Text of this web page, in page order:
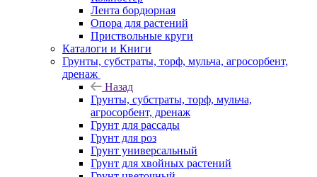
Лента бордюрная
Опора для растений
Приствольные круги
Каталоги и Книги
Грунты, субстраты, торф, мульча, агросорбент,
дренаж
Назад
Грунты, субстраты, торф, мульча,
агросорбент, дренаж
Грунт для рассады
Грунт для роз
Грунт универсальный
Грунт для хвойных растений